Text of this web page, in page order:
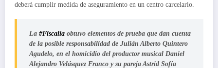
deberá cumplir medida de aseguramiento en un centro carcelario.
La #Fiscalía obtuvo elementos de prueba que dan cuenta
de la posible responsabilidad de Julián Alberto Quintero
Agudelo, en el homicidio del productor musical Daniel
Alejandro Velásquez Franco y su pareja Astrid Sofía